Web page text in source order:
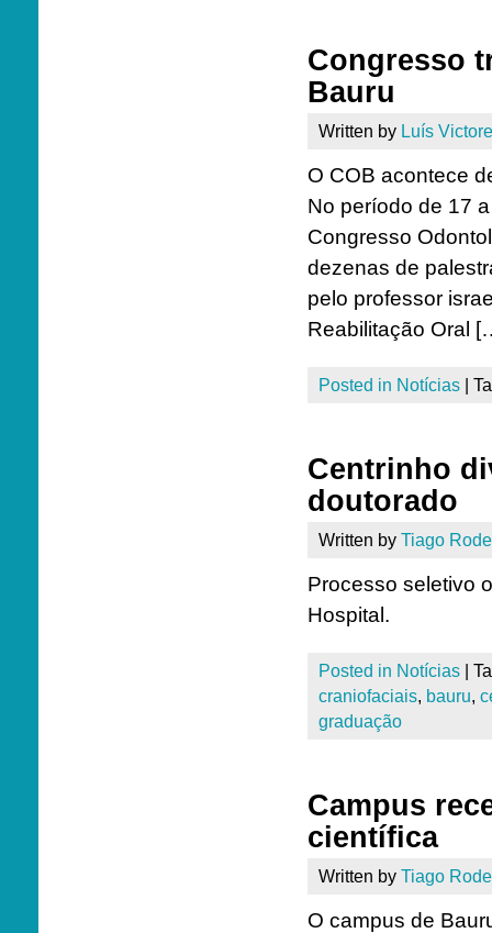
Congresso
Bauru
Written by Luís
O COB acontece
No período de 17
Congresso
dezenas de
pelo professor
Reabilitação Oral
Posted in Notícias
Centrinho
doutorado
Written by Tiago
Processo seletivo
Hospital.
Posted in Notícias
craniofaciais, bauru,
graduação
Campus
científica
Written by Tiago
O campus de